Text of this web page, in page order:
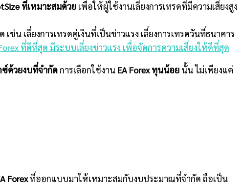
ที่เหมาะสมด้วย เพื่อให้ผู้ใช้งานเลี่ยงการเทรดที่มีความเสี่ยงสูง
น เลี่ยงการเทรดคู่เงินที่เป็นข่าวแรง เลี่ยงการเทรดวันที่ธนาคาร
ที่ดีที่สุด มีระบบเลี่ยงข่าวแรง เพื่อจัดการความเสี่ยงให้ดีที่สุด
ซ์ด้วยงบที่จำกัดการเลือกใช้งาน EA Forex ทุนน้อย นั้น ไม่เพียงแค่
Forexที่ออกแบบมาให้เหมาะสมกับงบประมาณที่จำกัด ถือเป็น